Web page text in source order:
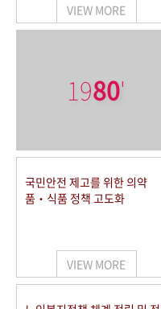
VIEW MORE
1980'
국민안전 제고를 위한 의약
품‧식품 정책 고도화
VIEW MORE